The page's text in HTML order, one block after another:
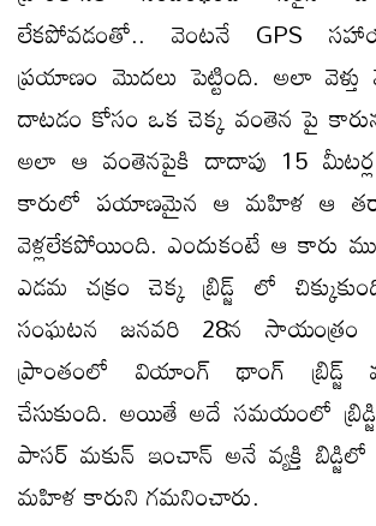
లేకపోవడంతో.. వెంటనే GPS
ప్రయాణం మొదలు పెట్టింది. అలా వెళ్తు
దాటడం కోసం ఒక చెక్క వంతెన పై
అలా ఆ వంతెనపైకి దాదాపు 15 మీటర్ల
కారులో పయాణమైన ఆ మహిళ ఆ
వెళ్లలేకపోయింది. ఎందుకంటే ఆ కారు
ఎడమ చక్రం చెక్క బ్రిడ్జ్ లో
సంఘటన జనవరి 28న సాయంత్రం
ప్రాంతంలో వియాంగ్ థాంగ్ బ్రిడ్జ్
చేసుకుంది. అయితే అదే సమయంలో
పాసర్ మకున్ ఇంచాన్ అనే వ్యక్తి
మహిళ కారుని గమనించారు.